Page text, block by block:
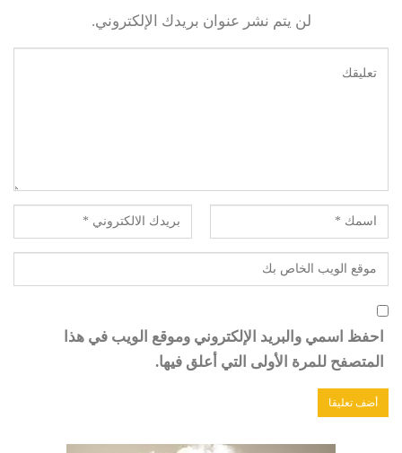
لن يتم نشر عنوان بريدك الإلكتروني.
احفظ اسمي والبريد الإلكتروني وموقع الويب في هذا
المتصفح للمرة الأولى التي أعلق فيها.